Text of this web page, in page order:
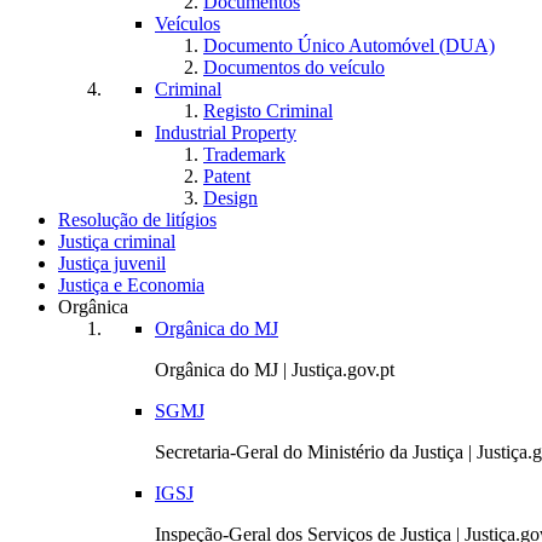
Veículos
Documento Único Automóvel (DUA)
Documentos do veículo
Criminal
Registo Criminal
Industrial Property
Trademark
Patent
Design
Resolução de litígios
Justiça criminal
Justiça juvenil
Justiça e Economia
Orgânica
Orgânica do MJ
Orgânica do MJ | Justiça.gov.pt
SGMJ
Secretaria-Geral do Ministério da Justiça |
IGSJ
Inspeção-Geral dos Serviços de Justiça |